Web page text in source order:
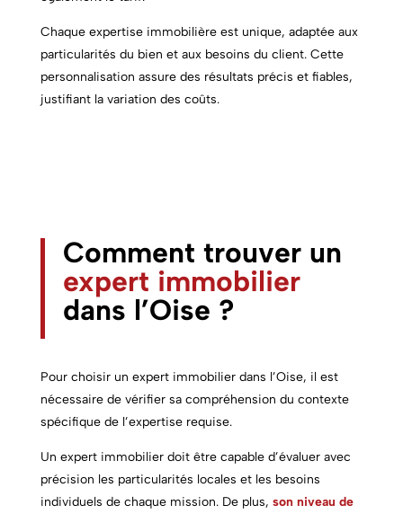
Chaque expertise immobilière est unique, adaptée aux
particularités du bien et aux besoins du client. Cette
personnalisation assure des résultats précis et fiables,
justifiant la variation des coûts.
Comment trouver un
expert immobilier
dans l’Oise ?
Pour choisir un expert immobilier dans l’Oise, il est
nécessaire de vérifier sa compréhension du contexte
spécifique de l’expertise requise.
Un expert immobilier doit être capable d’évaluer avec
précision les particularités locales et les besoins
individuels de chaque mission. De plus, son niveau de